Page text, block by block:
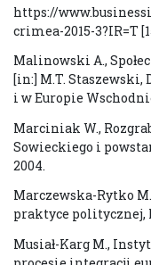
https://
crimea-2015-3?IR=T
Malinowski A.,
[in:] M.T. Staszewski,
i w Europie
Marciniak W.,
Sowieckiego i
2004.
Marczewska-Rytko
praktyce politycznej,
Musiał-Karg M.,